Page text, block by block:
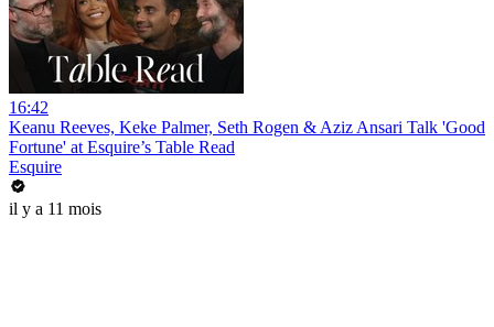
16:42
Keanu Reeves, Keke Palmer, Seth Rogen & Aziz Ansari Talk 'Good
Fortune' at Esquire’s Table Read
Esquire
il y a 11 mois